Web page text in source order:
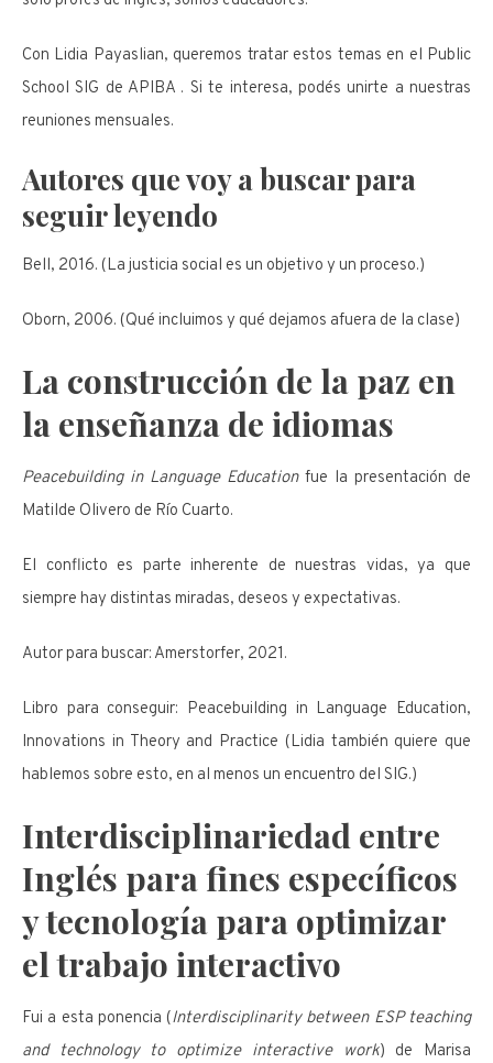
Con Lidia Payaslian, queremos tratar estos temas en el Public
School SIG de APIBA . Si te interesa, podés unirte a nuestras
reuniones mensuales.
Autores que voy a buscar para
seguir leyendo
Bell, 2016. (La justicia social es un objetivo y un proceso.)
Oborn, 2006. (Qué incluimos y qué dejamos afuera de la clase)
La construcción de la paz en
la enseñanza de idiomas
Peacebuilding in Language Educationfue la presentación de
Matilde Olivero de Río Cuarto.
El conflicto es parte inherente de nuestras vidas, ya que
siempre hay distintas miradas, deseos y expectativas.
Autor para buscar: Amerstorfer, 2021.
Libro para conseguir: Peacebuilding in Language Education,
Innovations in Theory and Practice (Lidia también quiere que
hablemos sobre esto, en al menos un encuentro del SIG.)
Interdisciplinariedad entre
Inglés para fines específicos
y tecnología para optimizar
el trabajo interactivo
Fui a esta ponencia (Interdisciplinarity between ESP teaching
and technology to optimize interactive work) de Marisa